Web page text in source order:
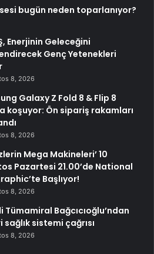
bugün neden toparlanıyor?
Enerjinin Geleceğini
Genç Yetenekleri
8, 2026
Galaxy Z Fold 8 & Flip 8
koşuyor: Ön sipariş rakamları
8, 2026
Mega Makineleri’ 10
Pazartesi 21.00’de National
Başlıyor!
8, 2026
Tümamiral Bağcıcıoğlu’ndan
sağlık sistemi çağrısı
8, 2026